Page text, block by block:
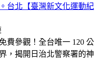
台北【臺灣新文化運動紀